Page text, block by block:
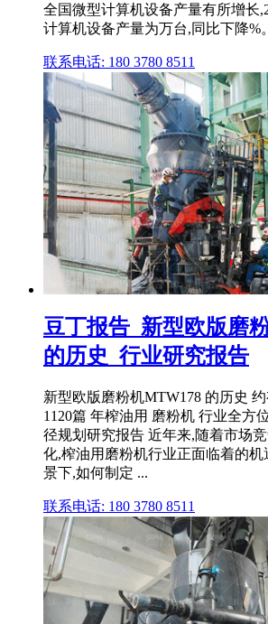
全国微型计算机设备产量有所增长
计算机设备产量为万台,同比下降%。
联系电话: 180 3780 8511
豆丁报告_新型欧版磨
的历史_行业研究报告
新型欧版磨粉机MTW178 的历史
1120篇 年榨油用 磨粉机 行业全方
径规划研究报告 近年来,随着市场
化,榨油用磨粉机行业正面临着的
景下,如何制定 ...
联系电话: 180 3780 8511